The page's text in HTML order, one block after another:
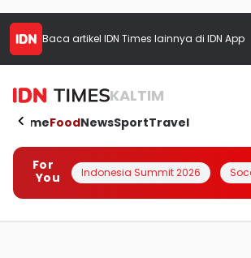
Baca artikel IDN Times lainnya di IDN App
KALTIM
HomeFoodNewsSportTravel
For
You
Indonesia Summit 2026